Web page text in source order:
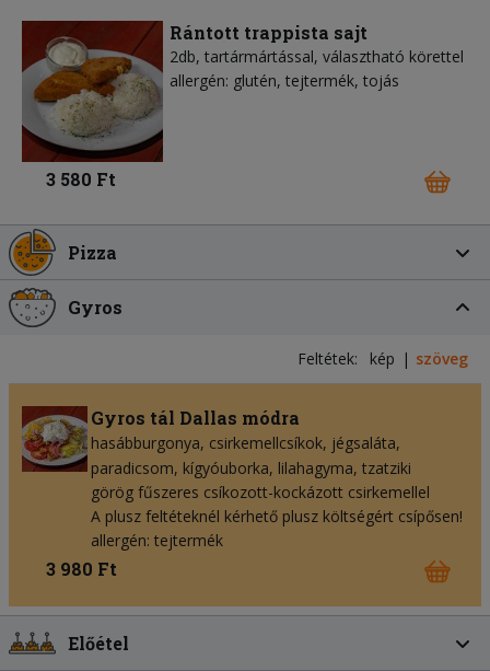
Rántott trappista sajt
2db, tartármártással, választható körettel
allergén: glutén, tejtermék, tojás
3 580 Ft
Pizza
Gyros
Feltétek: kép szöveg
Gyros tál Dallas módra
hasábburgonya csirkemellcsíkok jégsaláta
paradicsom kígyóuborka lilahagyma tzatziki
görög fűszeres csíkozott-kockázott csirkemellel
A plusz feltéteknél kérhető plusz költségért csípősen!
allergén: tejtermék
3 980 Ft
Előétel